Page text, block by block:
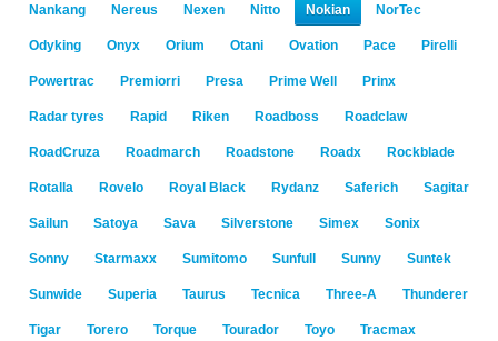
Nankang Nereus Nexen Nitto Nokian NorTec
Odyking Onyx Orium Otani Ovation Pace Pirelli
Powertrac Premiorri Presa Prime Well Prinx
Radar tyres Rapid Riken Roadboss Roadclaw
RoadCruza Roadmarch Roadstone Roadx Rockblade
Rotalla Rovelo Royal Black Rydanz Saferich Sagitar
Sailun Satoya Sava Silverstone Simex Sonix
Sonny Starmaxx Sumitomo Sunfull Sunny Suntek
Sunwide Superia Taurus Tecnica Three-A Thunderer
Tigar Torero Torque Tourador Toyo Tracmax